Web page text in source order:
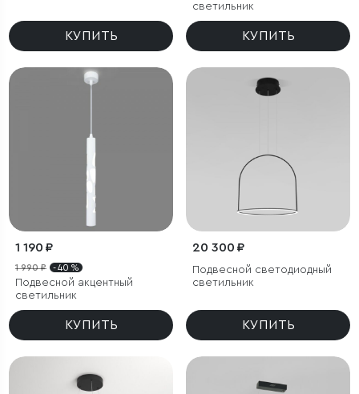
КУПИТЬ
светильник
КУПИТЬ
1 190 ₽
1 990 ₽ - 40 %
Подвесной акцентный
светильник
КУПИТЬ
20 300 ₽
Подвесной светодиодный
светильник
КУПИТЬ